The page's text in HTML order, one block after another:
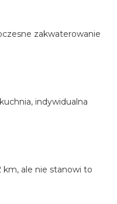
zakwaterowanie
indywidualna
km, ale nie stanowi to